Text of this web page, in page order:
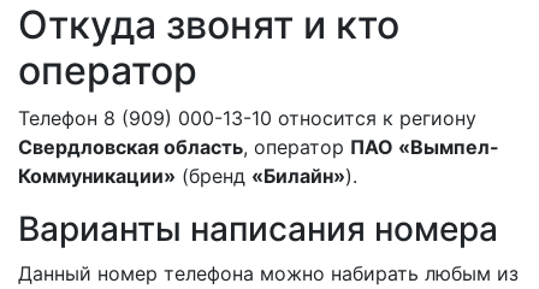
Откуда звонят и кто
оператор
Телефон 8 (909) 000-13-10 относится к региону
Свердловская область, оператор ПАО «Вымпел-
Коммуникации» (бренд «Билайн»).
Варианты написания номера
Данный номер телефона можно набирать любым из